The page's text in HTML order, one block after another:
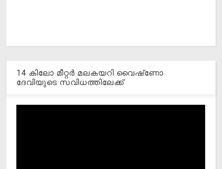
14 കിലോ മീറ്റര്‍ മലകയറി വൈഷ്‌ണോ
ദേവിയുടെ സവിധത്തിലേക്ക്